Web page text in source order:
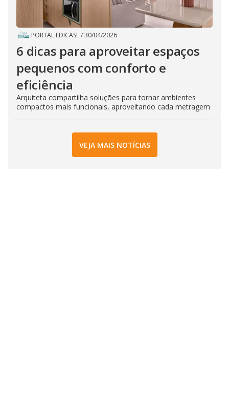
PORTAL EDICASE/30/04/2026
6 dicas para aproveitar espaços
pequenos com conforto e
eficiência
Arquiteta compartilha soluções para tornar ambientes
compactos mais funcionais, aproveitando cada metragem
VEJA MAIS NOTÍCIAS